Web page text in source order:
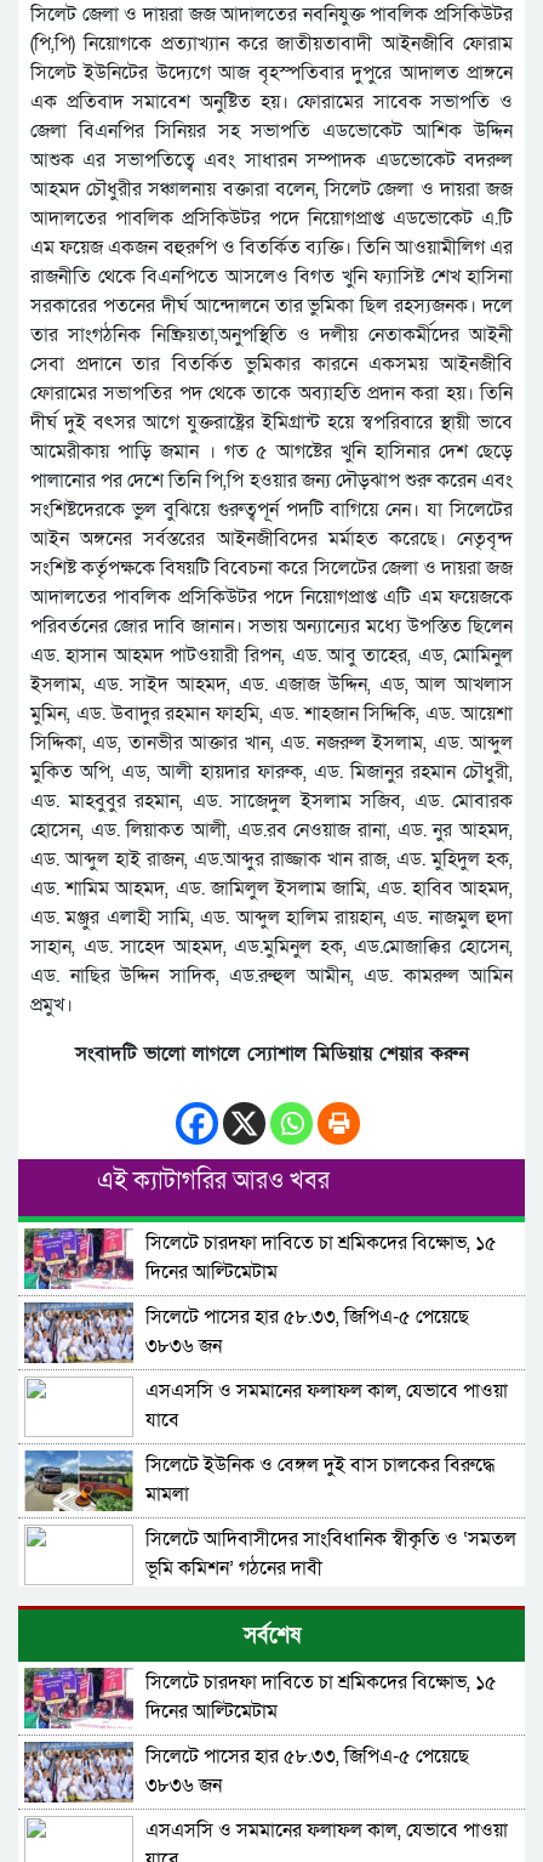
সিলেট জেলা ও দায়রা জজ আদালতের নবনিযুক্ত পাবলিক প্রসিকিউটর
(পি,পি) নিয়োগকে প্রত্যাখ্যান করে জাতীয়তাবাদী আইনজীবি ফোরাম
সিলেট ইউনিটের উদ্যেগে আজ বৃহস্পতিবার দুপুরে আদালত প্রাঙ্গনে
এক প্রতিবাদ সমাবেশ অনুষ্টিত হয়। ফোরামের সাবেক সভাপতি ও
জেলা বিএনপির সিনিয়র সহ সভাপতি এডভোকেট আশিক উদ্দিন
আশুক এর সভাপতিত্বে এবং সাধারন সম্পাদক এডভোকেট বদরুল
আহমদ চৌধুরীর সঞ্চালনায় বক্তারা বলেন, সিলেট জেলা ও দায়রা জজ
আদালতের পাবলিক প্রসিকিউটর পদে নিয়োগপ্রাপ্ত এডভোকেট এ.টি
এম ফয়েজ একজন বহুরুপি ও বিতর্কিত ব্যক্তি। তিনি আওয়ামীলিগ এর
রাজনীতি থেকে বিএনপিতে আসলেও বিগত খুনি ফ্যাসিষ্ট শেখ হাসিনা
সরকারের পতনের দীর্ঘ আন্দোলনে তার ভুমিকা ছিল রহস্যজনক। দলে
তার সাংগঠনিক নিষ্ক্রিয়তা,অনুপস্থিতি ও দলীয় নেতাকর্মীদের আইনী
সেবা প্রদানে তার বিতর্কিত ভুমিকার কারনে একসময় আইনজীবি
ফোরামের সভাপতির পদ থেকে তাকে অব্যাহতি প্রদান করা হয়। তিনি
দীর্ঘ দুই বৎসর আগে যুক্তরাষ্ট্রের ইমিগ্রান্ট হয়ে স্বপরিবারে স্থায়ী ভাবে
আমেরীকায় পাড়ি জমান । গত ৫ আগষ্টের খুনি হাসিনার দেশ ছেড়ে
পালানোর পর দেশে তিনি পি,পি হওয়ার জন্য দৌড়ঝাপ শুরু করেন এবং
সংশিষ্টদেরকে ভুল বুঝিয়ে গুরুত্বপূর্ন পদটি বাগিয়ে নেন। যা সিলেটের
আইন অঙ্গনের সর্বস্তরের আইনজীবিদের মর্মাহত করেছে। নেতৃবৃন্দ
সংশিষ্ট কর্তৃপক্ষকে বিষয়টি বিবেচনা করে সিলেটের জেলা ও দায়রা জজ
আদালতের পাবলিক প্রসিকিউটর পদে নিয়োগপ্রাপ্ত এটি এম ফয়েজকে
পরিবর্তনের জোর দাবি জানান। সভায় অন্যান্যের মধ্যে উপস্তিত ছিলেন
এড. হাসান আহমদ পাটওয়ারী রিপন, এড. আবু তাহের, এড, মোমিনুল
ইসলাম, এড. সাইদ আহমদ, এড. এজাজ উদ্দিন, এড, আল আখলাস
মুমিন, এড. উবাদুর রহমান ফাহমি, এড. শাহজান সিদ্দিকি, এড. আয়েশা
সিদ্দিকা, এড, তানভীর আক্তার খান, এড. নজরুল ইসলাম, এড. আব্দুল
মুকিত অপি, এড, আলী হায়দার ফারুক, এড. মিজানুর রহমান চৌধুরী,
এড. মাহবুবুর রহমান, এড. সাজেদুল ইসলাম সজিব, এড. মোবারক
হোসেন, এড. লিয়াকত আলী, এড.রব নেওয়াজ রানা, এড. নুর আহমদ,
এড. আব্দুল হাই রাজন, এড.আব্দুর রাজ্জাক খান রাজ, এড. মুহিদুল হক,
এড. শামিম আহমদ, এড. জামিলুল ইসলাম জামি, এড. হাবিব আহমদ,
এড. মঞ্জুর এলাহী সামি, এড. আব্দুল হালিম রায়হান, এড. নাজমুল হুদা
সাহান, এড. সাহেদ আহমদ, এড.মুমিনুল হক, এড.মোজাক্কির হোসেন,
এড. নাছির উদ্দিন সাদিক, এড.রুহুল আমীন, এড. কামরুল আমিন
প্রমুখ।
সংবাদটি ভালো লাগলে স্যোশাল মিডিয়ায় শেয়ার করুন
এই ক্যাটাগরির আরও খবর
সিলেটে চারদফা দাবিতে চা শ্রমিকদের বিক্ষোভ, ১৫
দিনের আল্টিমেটাম
সিলেটে পাসের হার ৫৮.৩৩, জিপিএ-৫ পেয়েছে
৩৮৩৬ জন
এসএসসি ও সমমানের ফলাফল কাল, যেভাবে পাওয়া
যাবে
সিলেটে ইউনিক ও বেঙ্গল দুই বাস চালকের বিরুদ্ধে
মামলা
সিলেটে আদিবাসীদের সাংবিধানিক স্বীকৃতি ও ‘সমতল
ভূমি কমিশন’ গঠনের দাবী
সেতুর রেলিং ভেঙে ঝুলে আছে ট্রাকসেতুর রেলিং ভেঙে
ঝুলে আছে ট্রাক
শাহজালাল জামেয়া স্কুল অ্যান্ড কলেজে বার্ষিক
সাংস্কৃতিক প্রতিযোগিতার পুরস্কার বিতরণ
কুলাউড়া সীমান্তে ভারতের অভ্যন্তরে বিএসএফের
গুলিতে বাংলাদেশি নিহত
সাংবাদিক দুলাল হোসেনের বাসায় চুরি, ৪ দিনেও
সর্বশেষ
সিলেটে চারদফা দাবিতে চা শ্রমিকদের বিক্ষোভ, ১৫
দিনের আল্টিমেটাম
সিলেটে পাসের হার ৫৮.৩৩, জিপিএ-৫ পেয়েছে
৩৮৩৬ জন
এসএসসি ও সমমানের ফলাফল কাল, যেভাবে পাওয়া